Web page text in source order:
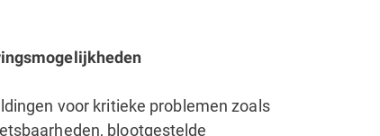
voor kritieke problemen zoals
blootgestelde